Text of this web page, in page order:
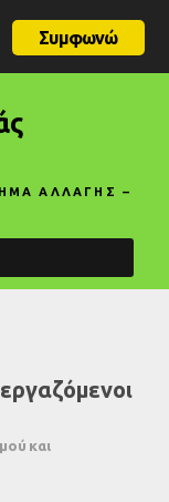
ΑΛΛΑΓΗΣ –
και
Συμφωνώ